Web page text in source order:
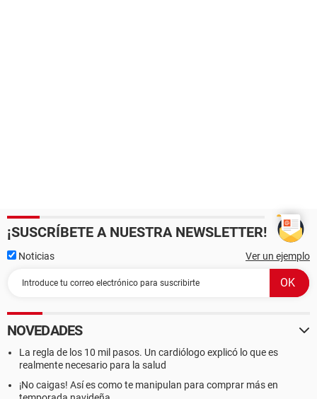
¡SUSCRÍBETE A NUESTRA NEWSLETTER!
Noticias Ver un ejemplo
NOVEDADES
La regla de los 10 mil pasos. Un cardiólogo explicó lo que es
realmente necesario para la salud
¡No caigas! Así es como te manipulan para comprar más en